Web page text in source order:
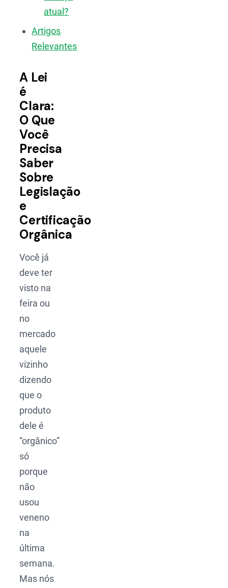
atual?
Artigos
Relevantes
A Lei
é
Clara:
O Que
Você
Precisa
Saber
Sobre
Legislação
e
Certificação
Orgânica
Você já
deve ter
visto na
feira ou
no
mercado
aquele
vizinho
dizendo
que o
produto
dele é
“orgânico”
só
porque
não
usou
veneno
na
última
semana.
Mas nós